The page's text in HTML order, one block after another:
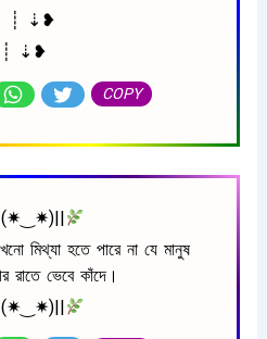
┊ ⇣❥
┊ ⇣❥
COPY
(✷‿✷)||
মিথ্যা হতে পারে না যে মানুষ
রাতে ভেবে কাঁদে।
(✷‿✷)||